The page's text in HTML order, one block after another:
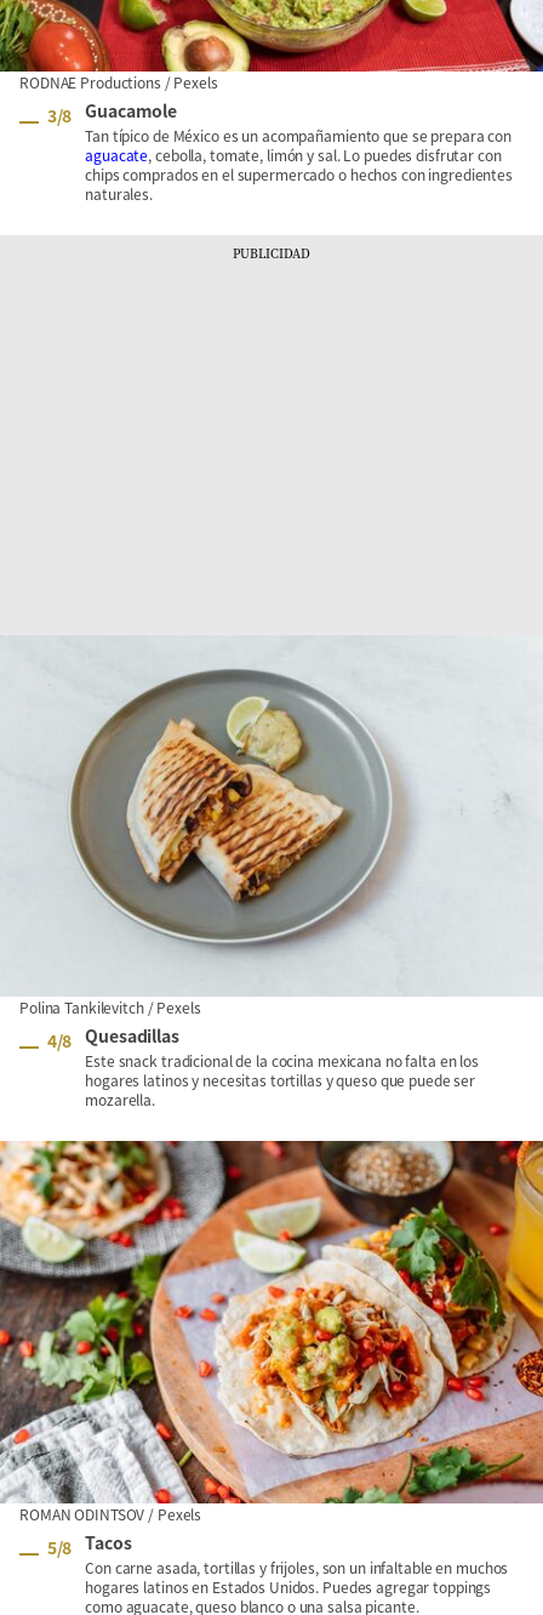
RODNAE Productions / Pexels
3/8 Guacamole
Tan típico de México es un acompañamiento que se prepara con
aguacate, cebolla, tomate, limón y sal. Lo puedes disfrutar con
chips comprados en el supermercado o hechos con ingredientes
naturales.
Polina Tankilevitch / Pexels
4/8 Quesadillas
Este snack tradicional de la cocina mexicana no falta en los
hogares latinos y necesitas tortillas y queso que puede ser
mozarella.
ROMAN ODINTSOV / Pexels
5/8 Tacos
Con carne asada, tortillas y frijoles, son un infaltable en muchos
hogares latinos en Estados Unidos. Puedes agregar toppings
como aguacate, queso blanco o una salsa picante.